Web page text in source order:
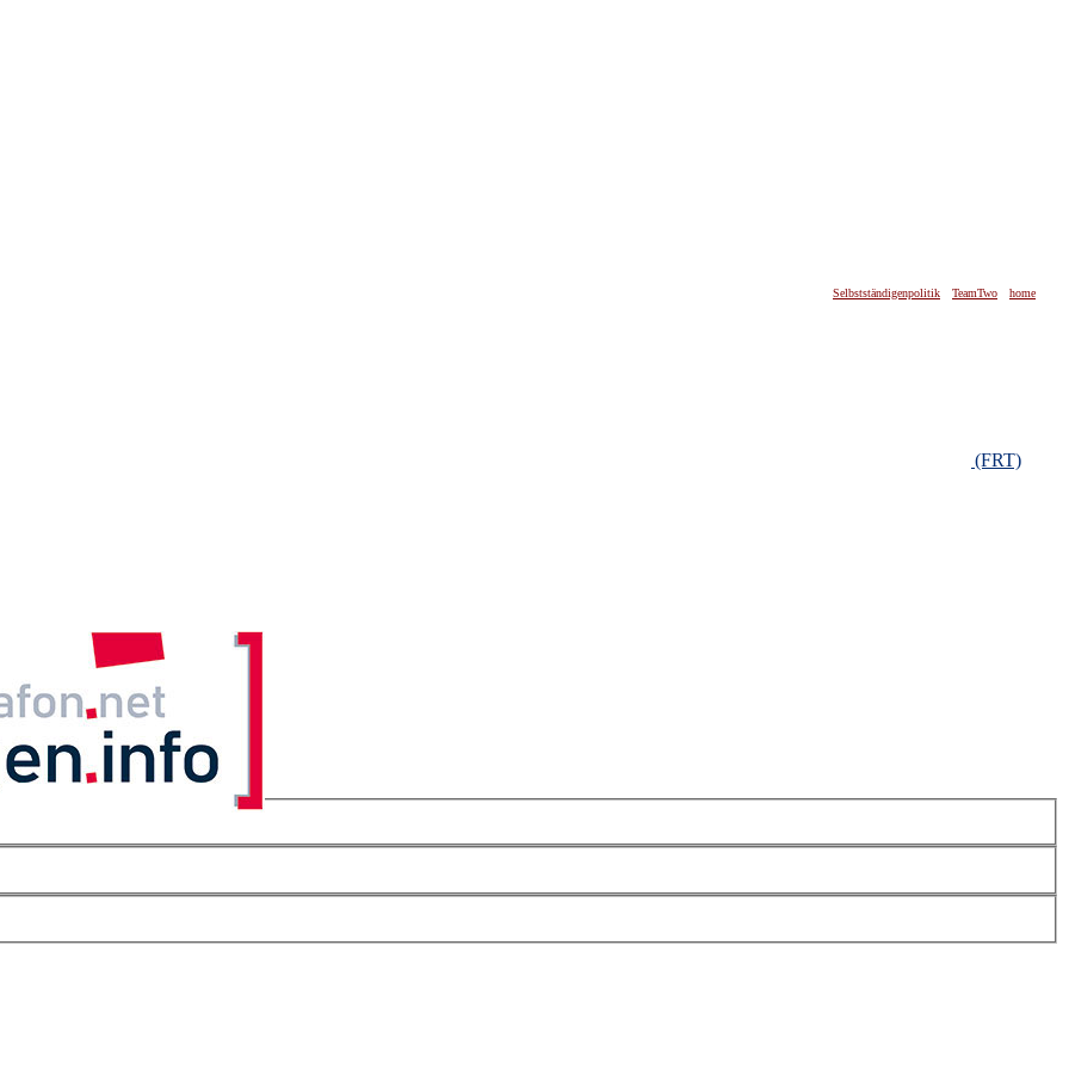
Selbstständigenpolitik TeamTwo home
(FRT)